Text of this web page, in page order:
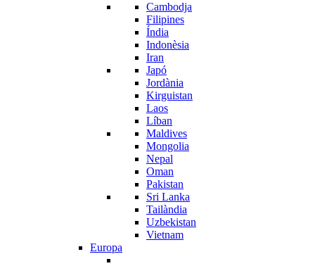
Cambodja
Filipines
Índia
Indonèsia
Iran
Japó
Jordània
Kirguistan
Laos
Líban
Maldives
Mongolia
Nepal
Oman
Pakistan
Sri Lanka
Tailàndia
Uzbekistan
Vietnam
Europa